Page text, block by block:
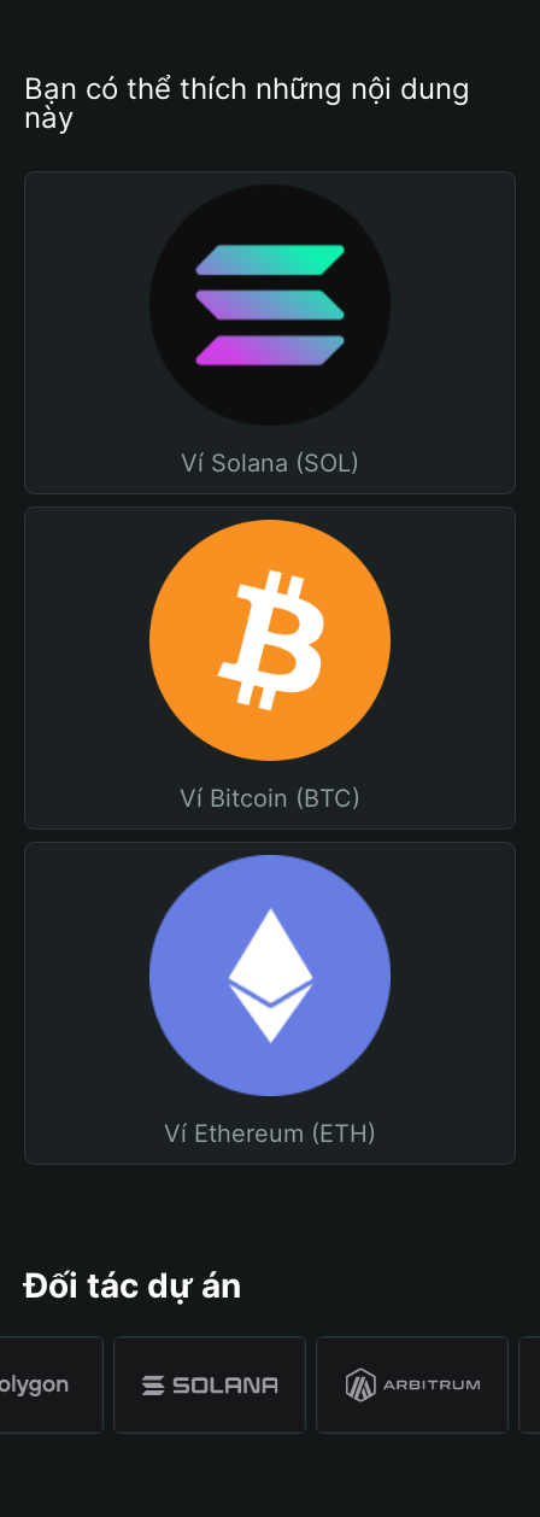
Bạn có thể thích những nội dung
này
Ví Solana (SOL)
Ví Bitcoin (BTC)
Ví Ethereum (ETH)
Đối tác dự án